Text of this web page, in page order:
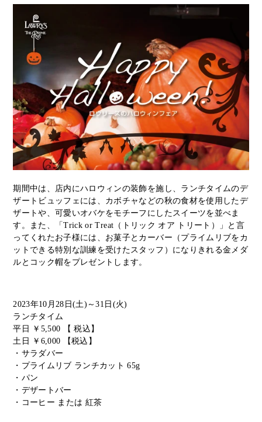
期間中は、店内にハロウィンの装飾を施し、ランチタイムのデ
ザートビュッフェには、カボチャなどの秋の食材を使用したデ
ザートや、可愛いオバケをモチーフにしたスイーツを並べま
す。また、「Trick or Treat（トリック オア トリート）」と言
ってくれたお子様には、お菓子とカーバー（プライムリブをカ
ットできる特別な訓練を受けたスタッフ）になりきれる金メダ
ルとコック帽をプレゼントします。
2023年10月28日(土)～31日(火)
ランチタイム
平日 ￥5,500 【 税込】
土日 ￥6,000 【税込】
・サラダバー
・プライムリブ ランチカット 65g
・パン
・デザートバー
・コーヒー または 紅茶